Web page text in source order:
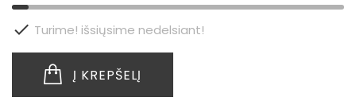
 Turime! išsiųsime nedelsiant!
Į KREPŠELĮ